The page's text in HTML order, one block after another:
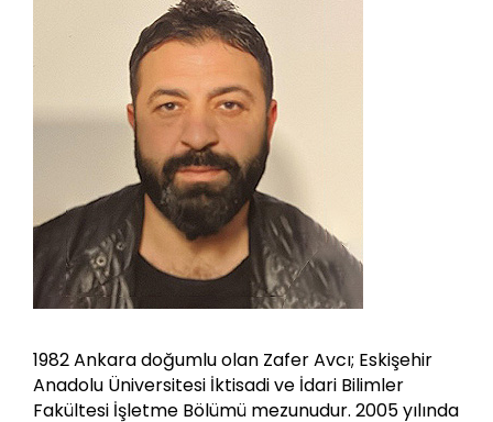
1982 Ankara doğumlu olan Zafer Avcı; Eskişehir
Anadolu Üniversitesi İktisadi ve İdari Bilimler
Fakültesi İşletme Bölümü mezunudur. 2005 yılında